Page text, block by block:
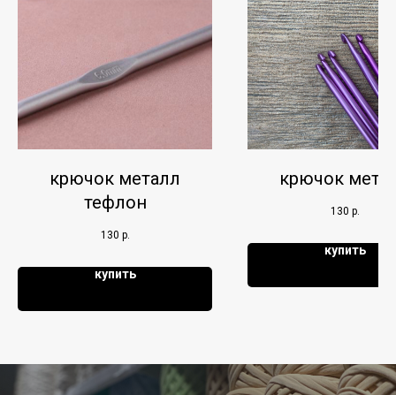
крючок металл
тефлон
130 р.
купить
крючок
130 р.
купить